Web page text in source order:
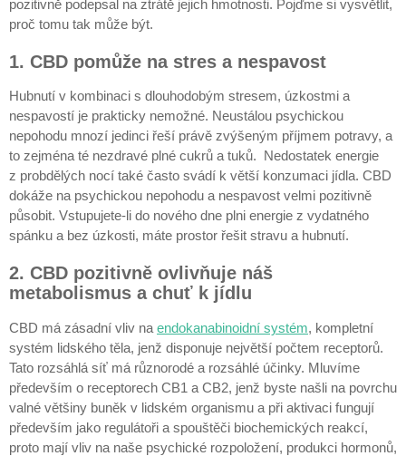
pozitivně podepsal na ztrátě jejich hmotnosti. Pojďme si vysvětlit,
proč tomu tak může být.
1. CBD pomůže na stres a nespavost
Hubnutí v kombinaci s dlouhodobým stresem, úzkostmi a
nespavostí je prakticky nemožné. Neustálou psychickou
nepohodu mnozí jedinci řeší právě zvýšeným příjmem potravy, a
to zejména té nezdravé plné cukrů a tuků. Nedostatek energie
z probdělých nocí také často svádí k větší konzumaci jídla. CBD
dokáže na psychickou nepohodu a nespavost velmi pozitivně
působit. Vstupujete-li do nového dne plni energie z vydatného
spánku a bez úzkosti, máte prostor řešit stravu a hubnutí.
2. CBD pozitivně ovlivňuje náš
metabolismus a chuť k jídlu
CBD má zásadní vliv na endokanabinoidní systém, kompletní
systém lidského těla, jenž disponuje největší počtem receptorů.
Tato rozsáhlá síť má různorodé a rozsáhlé účinky. Mluvíme
především o receptorech CB1 a CB2, jenž byste našli na povrchu
valné většiny buněk v lidském organismu a při aktivaci fungují
především jako regulátoři a spouštěči biochemických reakcí,
proto mají vliv na naše psychické rozpoložení, produkci hormonů,